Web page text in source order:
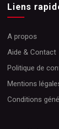
Liens
A propos
Aide & Contact
Politique de
Mentions
Conditions